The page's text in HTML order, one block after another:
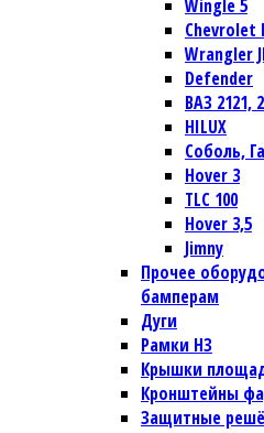
Wingle 5
Chevrolet
Wrangler
Defender
ВАЗ 2121,
HILUX
Соболь,
Hover 3
TLC 100
Hover 3,5
Jimny
Прочее
бамперам
Дуги
Рамки НЗ
Крышки
Кронштейны
Защитные